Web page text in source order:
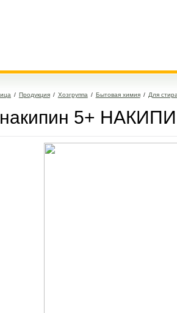
/ Продукция / Хозгруппа / Бытовая химия / Для
5+